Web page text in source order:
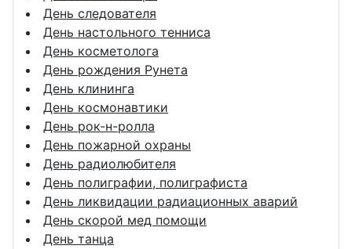
День следователя
День настольного тенниса
День косметолога
День рождения Рунета
День клининга
День космонавтики
День рок-н-ролла
День пожарной охраны
День радиолюбителя
День полиграфии, полиграфиста
День ликвидации радиационных аварий
День скорой мед помощи
День танца